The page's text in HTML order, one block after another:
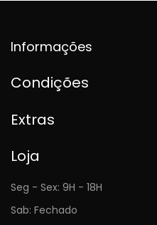
Informações
Condições
Extras
Loja
Seg - Sex: 9H - 18H
Sab: Fechado